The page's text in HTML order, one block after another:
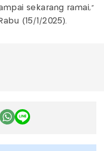
sekarang ramai,"
(15/1/2025).